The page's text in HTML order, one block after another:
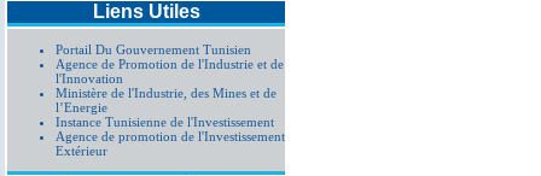
Liens Utiles
Portail Du Gouvernement Tunisien
Agence de Promotion de l'Industrie et de
l'Innovation
Ministère de l'Industrie, des Mines et de
l’Energie
Instance Tunisienne de l'Investissement
Agence de promotion de l'Investissement
Extérieur